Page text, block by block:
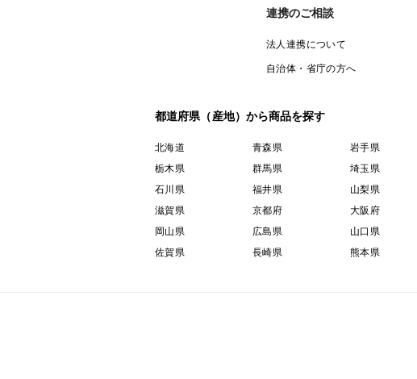
連携のご相談
法人連携について
自治体・省庁の方へ
都道府県（産地）から商品を探す
北海道 青森県 岩手県
栃木県
群馬県 埼玉県
石川県
福井県 山梨県
滋賀県
京都府 大阪府
岡山県
広島県 山口県
佐賀県
長崎県 熊本県